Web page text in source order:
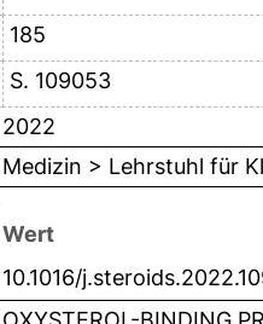
185
S. 109053
2022
Medizin > Lehrstuhl für
Wert
10.1016/